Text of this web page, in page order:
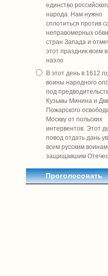
единство
народа. Нам нужно
сплотиться против
неправомерных
стран Запада и
этот праздник всем
назло
В этот день в 1612
воины народного
под
Кузьмы Минина и
Пожарского
Москву от польских
интервентов. Этот
повод отдать дань
всем русским
защищавшим